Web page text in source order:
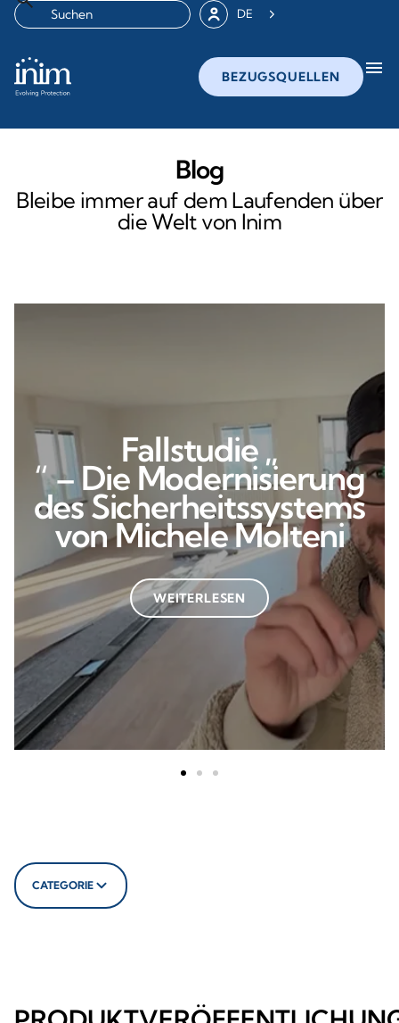
DE
BEZUGSQUELLEN menu
Blog
Bleibe immer auf dem Laufenden über
die Welt von Inim
Fallstudie „
“ – Die Modernisierung
des Sicherheitssystems
von Michele Molteni
WEITERLESEN
CATEGORIE